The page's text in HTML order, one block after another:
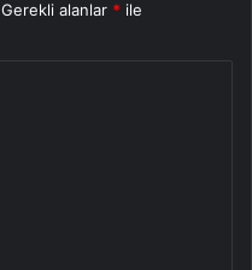
Gerekli alanlar * ile